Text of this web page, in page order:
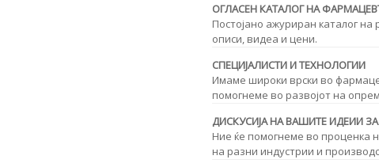
ОГЛАСЕН КАТАЛОГ НА
Постојано ажуриран каталог
описи, видеа и цени.
СПЕЦИЈАЛИСТИ И ТЕХНОЛОГИИ
Имаме широки врски во
помогнеме во развојот на
ДИСКУСИЈА НА ВАШИТЕ ИДЕИИ
Ние ќе помогнеме во проценка
на разни индустрии и